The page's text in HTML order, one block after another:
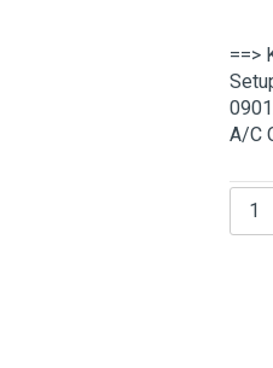
==>
A/C